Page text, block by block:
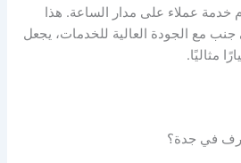
خدمة عملاء على مدار الساعة. هذا
جنب مع الجودة العالية للخدمات، يجعل
مثاليًا.
في جدة؟